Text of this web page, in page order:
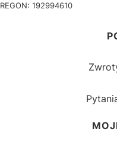
REGON: 192994610